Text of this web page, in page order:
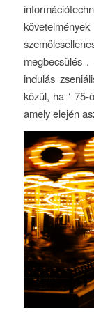
megbecsülés
indulás
közül, ha ‘
amely elején